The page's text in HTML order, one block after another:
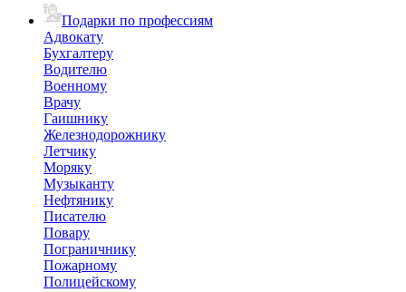
Подарки по профессиям
Адвокату
Бухгалтеру
Водителю
Военному
Врачу
Гаишнику
Железнодорожнику
Летчику
Моряку
Музыканту
Нефтянику
Писателю
Повару
Пограничнику
Пожарному
Полицейскому